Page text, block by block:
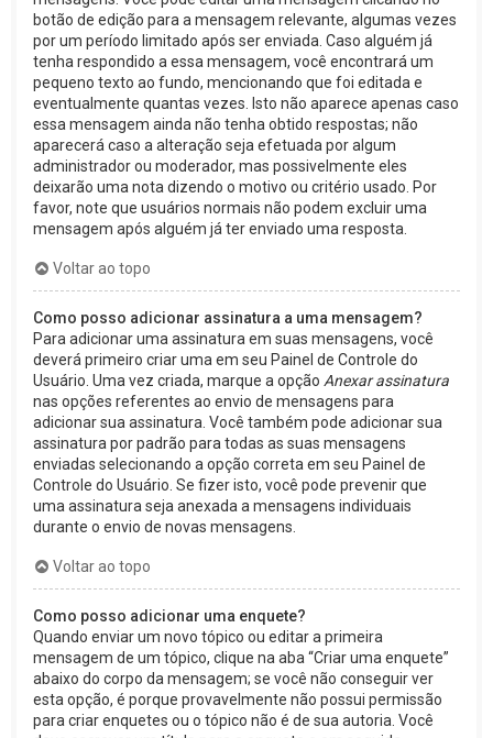
botão de edição para a mensagem relevante, algumas vezes
por um período limitado após ser enviada. Caso alguém já
tenha respondido a essa mensagem, você encontrará um
pequeno texto ao fundo, mencionando que foi editada e
eventualmente quantas vezes. Isto não aparece apenas caso
essa mensagem ainda não tenha obtido respostas; não
aparecerá caso a alteração seja efetuada por algum
administrador ou moderador, mas possivelmente eles
deixarão uma nota dizendo o motivo ou critério usado. Por
favor, note que usuários normais não podem excluir uma
mensagem após alguém já ter enviado uma resposta.
Voltar ao topo
Como posso adicionar assinatura a uma mensagem?
Para adicionar uma assinatura em suas mensagens, você
deverá primeiro criar uma em seu Painel de Controle do
Usuário. Uma vez criada, marque a opção Anexar assinatura
nas opções referentes ao envio de mensagens para
adicionar sua assinatura. Você também pode adicionar sua
assinatura por padrão para todas as suas mensagens
enviadas selecionando a opção correta em seu Painel de
Controle do Usuário. Se fizer isto, você pode prevenir que
uma assinatura seja anexada a mensagens individuais
durante o envio de novas mensagens.
Voltar ao topo
Como posso adicionar uma enquete?
Quando enviar um novo tópico ou editar a primeira
mensagem de um tópico, clique na aba “Criar uma enquete”
abaixo do corpo da mensagem; se você não conseguir ver
esta opção, é porque provavelmente não possui permissão
para criar enquetes ou o tópico não é de sua autoria. Você